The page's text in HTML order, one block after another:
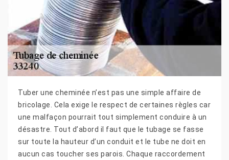
Tuber une cheminée n’est pas une simple affaire de
bricolage. Cela exige le respect de certaines règles car
une malfaçon pourrait tout simplement conduire à un
désastre. Tout d’abord il faut que le tubage se fasse
sur toute la hauteur d’un conduit et le tube ne doit en
aucun cas toucher ses parois. Chaque raccordement